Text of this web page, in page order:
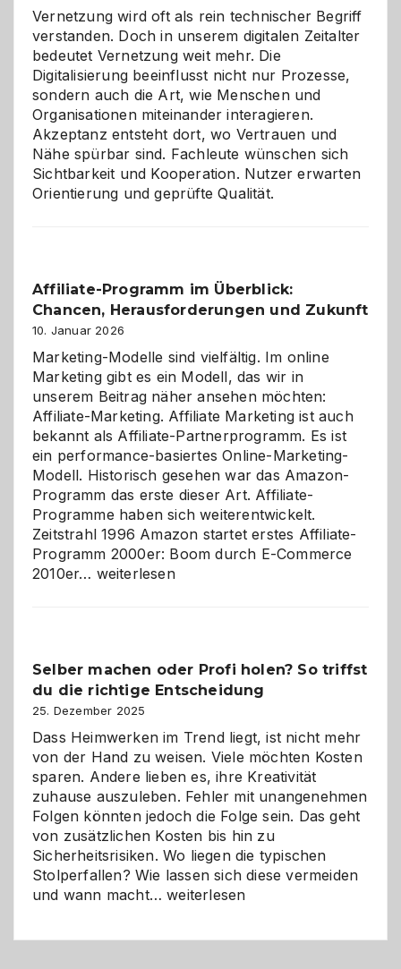
Vernetzung wird oft als rein technischer Begriff
verstanden. Doch in unserem digitalen Zeitalter
bedeutet Vernetzung weit mehr. Die
Digitalisierung beeinflusst nicht nur Prozesse,
sondern auch die Art, wie Menschen und
Organisationen miteinander interagieren.
Akzeptanz entsteht dort, wo Vertrauen und
Nähe spürbar sind. Fachleute wünschen sich
Sichtbarkeit und Kooperation. Nutzer erwarten
Orientierung und geprüfte Qualität.
Affiliate-Programm im Überblick:
Chancen, Herausforderungen und Zukunft
10. Januar 2026
Marketing-Modelle sind vielfältig. Im online
Marketing gibt es ein Modell, das wir in
unserem Beitrag näher ansehen möchten:
Affiliate-Marketing. Affiliate Marketing ist auch
bekannt als Affiliate-Partnerprogramm. Es ist
ein performance-basiertes Online-Marketing-
Modell. Historisch gesehen war das Amazon-
Programm das erste dieser Art. Affiliate-
Programme haben sich weiterentwickelt.
Zeitstrahl 1996 Amazon startet erstes Affiliate-
Programm 2000er: Boom durch E-Commerce
2010er… Affiliate-
Herausforderungen
und
Zukunft
weiterlesen
Selber machen oder Profi holen? So triffst
du die richtige Entscheidung
25. Dezember 2025
Dass Heimwerken im Trend liegt, ist nicht mehr
von der Hand zu weisen. Viele möchten Kosten
sparen. Andere lieben es, ihre Kreativität
zuhause auszuleben. Fehler mit unangenehmen
Folgen könnten jedoch die Folge sein. Das geht
von zusätzlichen Kosten bis hin zu
Sicherheitsrisiken. Wo liegen die typischen
Stolperfallen? Wie lassen sich diese vermeiden
und wann macht…Selber
weiterlesen